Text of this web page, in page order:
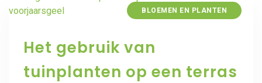
BLOEMEN EN PLANTEN
Het gebruik van
tuinplanten op een terras